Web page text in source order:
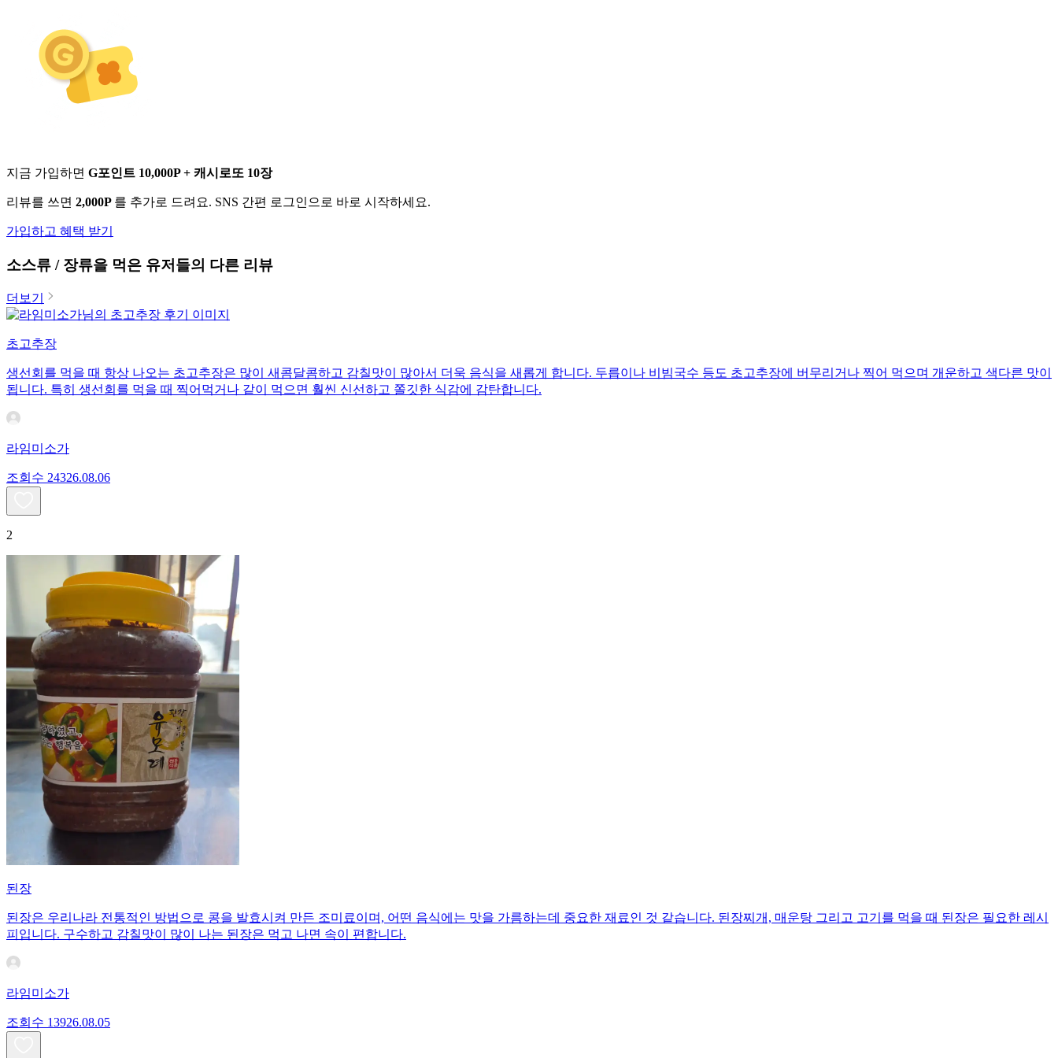
지금 가입하면 G포인트 10,000P + 캐시로또 10장
리뷰를 쓰면 2,000P 를 추가로 드려요. SNS 간편 로그인으로 바로 시작하세요.
가입하고 혜택 받기
소스류 / 장류을 먹은 유저들의 다른 리뷰
더보기
초고추장
생선회를 먹을 때 항상 나오는 초고추장은 많이 새콤달콤하고 감칠맛이 많아서 더욱 음식을 새롭게 합니다. 두릅이나 비빔국수 등도 초고추장에 버무리거나 찍어 먹으며 개운하고 색다른 맛이
됩니다. 특히 생선회를 먹을 때 찍어먹거나 같이 먹으면 훨씬 신선하고 쫄깃한 식감에 감탄합니다.
라임미소가
조회수 24326.08.06
2
된장
된장은 우리나라 전통적인 방법으로 콩을 발효시켜 만든 조미료이며, 어떤 음식에는 맛을 가름하는데 중요한 재료인 것 같습니다. 된장찌개, 매운탕 그리고 고기를 먹을 때 된장은 필요한 레시
피입니다. 구수하고 감칠맛이 많이 나는 된장은 먹고 나면 속이 편합니다.
라임미소가
조회수 13926.08.05